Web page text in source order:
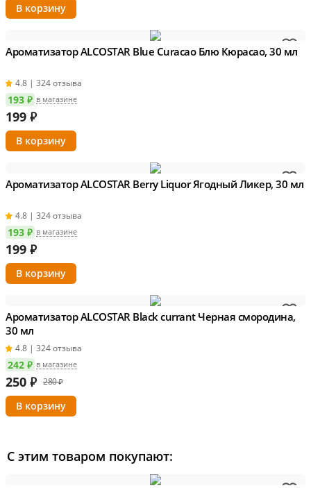
Ароматизатор ALCOSTAR Blue Curacao Блю Кюрасао, 30 мл
4.8 | 324 отзыва
193 ₽ в магазине
199 ₽
Ароматизатор ALCOSTAR Berry Liquor Ягодный Ликер, 30 мл
4.8 | 324 отзыва
193 ₽ в магазине
199 ₽
Ароматизатор ALCOSTAR Black currant Черная смородина,
30 мл
4.8 | 324 отзыва
242 ₽ в магазине
250 ₽ 280 ₽
С этим товаром покупают: